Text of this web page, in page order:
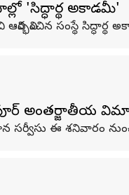
'సిద్ధార్థ అకాడమీ'
సంస్థే సిద్ధార్థ
అంతర్జాతీయ
సర్వీసు ఈ శనివారం